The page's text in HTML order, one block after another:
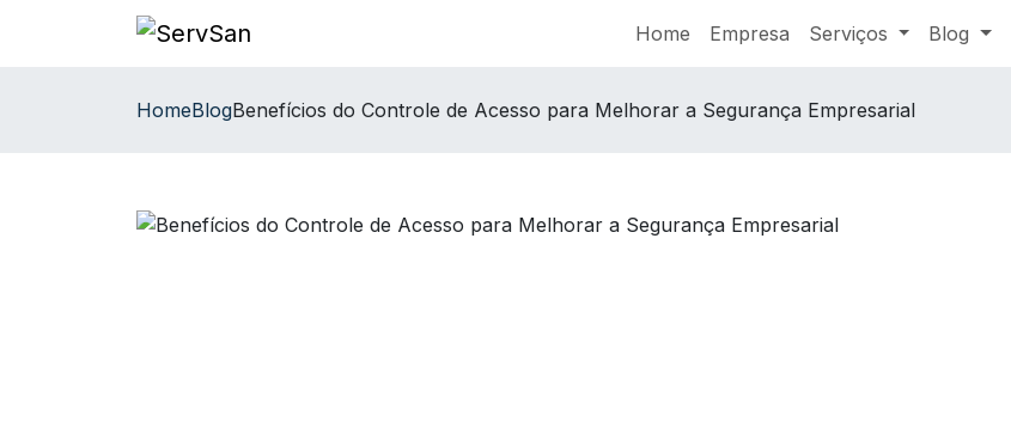
Home Empresa Serviços Blog
HomeBlogBenefícios do Controle de Acesso para Melhorar a Segurança Empresarial